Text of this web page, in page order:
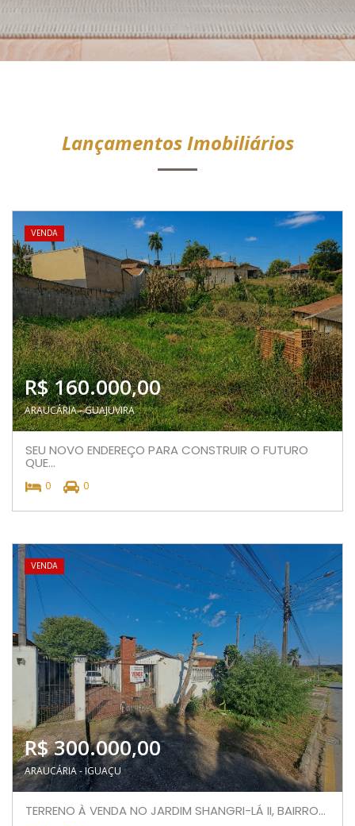
Lançamentos Imobiliários
VENDA
R$ 160.000,00
ARAUCÁRIA - GUAJUVIRA
SEU NOVO ENDEREÇO PARA CONSTRUIR O FUTURO
QUE...
0 0
VENDA
R$ 300.000,00
ARAUCÁRIA - IGUAÇU
TERRENO À VENDA NO JARDIM SHANGRI-LÁ II, BAIRRO...